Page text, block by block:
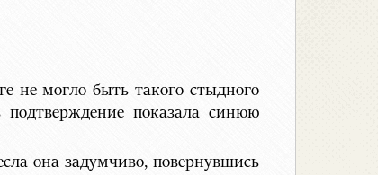
не могло быть такого стыдного
показала синюю
она задумчиво, повернувшись